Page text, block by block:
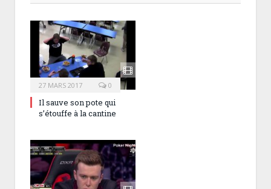
27 MARS 2017 0
Il sauve son pote qui
s’étouffe à la cantine